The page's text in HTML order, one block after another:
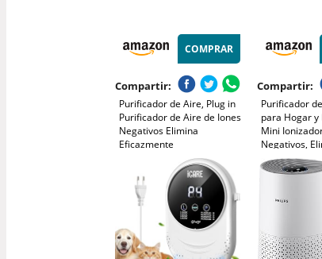
COMPRAR
Compartir:
Purificador de Aire, Plug in
Purificador de Aire de Iones
Negativos Elimina
Eficazmente
Olores/Humo/Polvo Mini Air
Purifier Sin Filtro para
Dormitorio/Casa/Sala de
Estar/Sala de
Mascotas/Baño
Compartir:
Purificador
para Hogar
Mini
Negativos,
de
Humo/
Cocina/